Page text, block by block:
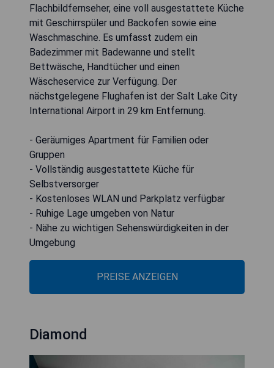
Flachbildfernseher, eine voll ausgestattete Küche
mit Geschirrspüler und Backofen sowie eine
Waschmaschine. Es umfasst zudem ein
Badezimmer mit Badewanne und stellt
Bettwäsche, Handtücher und einen
Wäscheservice zur Verfügung. Der
nächstgelegene Flughafen ist der Salt Lake City
International Airport in 29 km Entfernung.
- Geräumiges Apartment für Familien oder
Gruppen
- Vollständig ausgestattete Küche für
Selbstversorger
- Kostenloses WLAN und Parkplatz verfügbar
- Ruhige Lage umgeben von Natur
- Nähe zu wichtigen Sehenswürdigkeiten in der
Umgebung
PREISE ANZEIGEN
Diamond